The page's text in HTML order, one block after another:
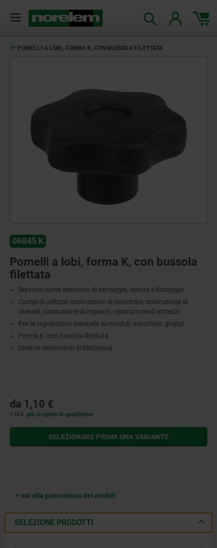
POMELLI A LOBI, FORMA K, CON BUSSOLA FILETTATA
06845 K
Pomelli a lobi, forma K, con bussola
filettata
Servono come elemento di serraggio, tenuta e fissaggio
Campi di utilizzo: costruzione di macchine, costruzione di
utensili, costruzione di impianti, costruzione di attrezzi
Per la regolazione manuale su moduli, macchine, gruppi
Forma K: con boccola filettata
Diverse dimensioni di filettatura
da 1,10 €
+ IVA più le spese di spedizione
SELEZIONARE PRIMA UNA VARIANTE
vai alla panoramica dei moduli
SELEZIONE PRODOTTI